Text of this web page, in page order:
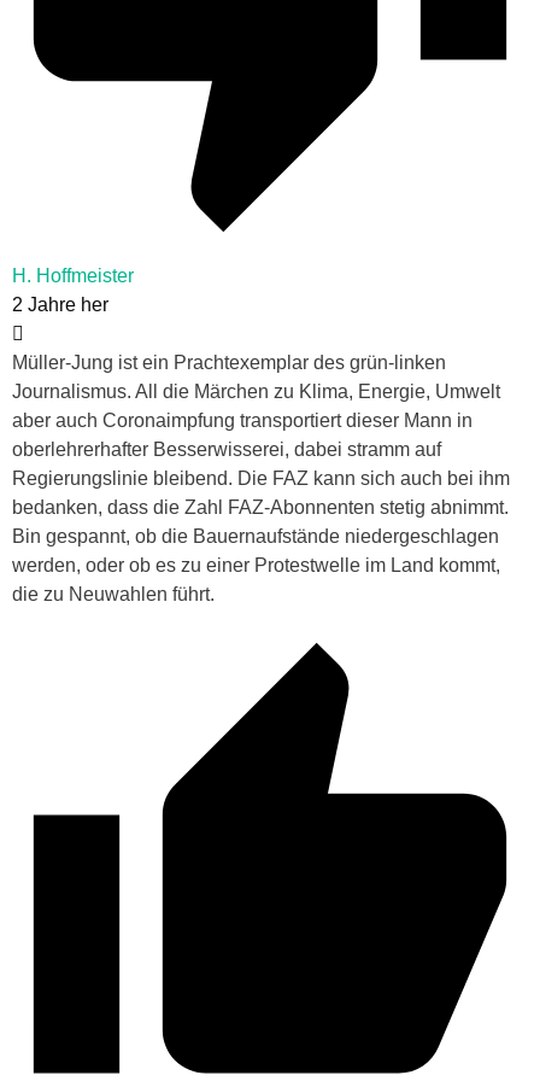
H. Hoffmeister
2 Jahre her
Müller-Jung ist ein Prachtexemplar des grün-linken
Journalismus. All die Märchen zu Klima, Energie, Umwelt
aber auch Coronaimpfung transportiert dieser Mann in
oberlehrerhafter Besserwisserei, dabei stramm auf
Regierungslinie bleibend. Die FAZ kann sich auch bei ihm
bedanken, dass die Zahl FAZ-Abonnenten stetig abnimmt.
Bin gespannt, ob die Bauernaufstände niedergeschlagen
werden, oder ob es zu einer Protestwelle im Land kommt,
die zu Neuwahlen führt.